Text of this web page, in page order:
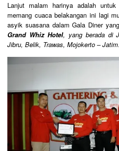
Lanjut malam harinya adalah
memang cuaca belakangan ini lagi
asyik suasana dalam Gala Diner
Grand Whiz Hotel, yang berada di
Jibru, Belik, Trawas, Mojokerto – Jatim.